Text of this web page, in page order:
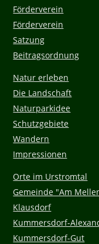
Förderverein
Förderverein
Satzung
Beitragsordnung
Natur erleben
Die Landschaft
Naturparkidee
Schutzgebiete
Wandern
Impressionen
Orte im Urstromtal
Gemeinde "Am
Klausdorf
Kummersdorf-
Kummersdorf-Gut